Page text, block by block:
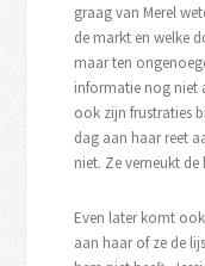
graag van Merel
de markt en welke
maar ten
informatie nog niet
ook zijn frustraties
dag aan haar reet
niet. Ze verneukt
Even later komt
aan haar of ze de